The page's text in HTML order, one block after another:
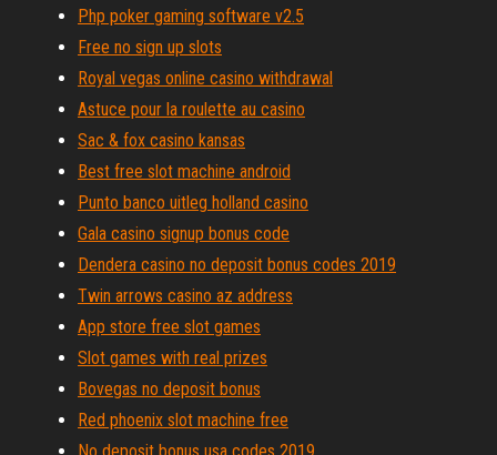
Php poker gaming software v2.5
Free no sign up slots
Royal vegas online casino withdrawal
Astuce pour la roulette au casino
Sac & fox casino kansas
Best free slot machine android
Punto banco uitleg holland casino
Gala casino signup bonus code
Dendera casino no deposit bonus codes 2019
Twin arrows casino az address
App store free slot games
Slot games with real prizes
Bovegas no deposit bonus
Red phoenix slot machine free